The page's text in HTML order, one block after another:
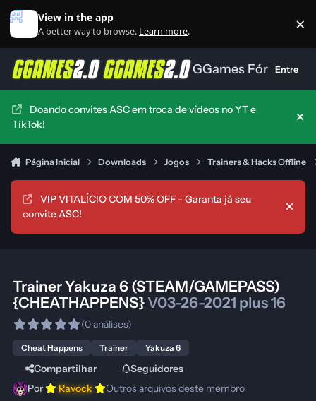
Ir para conteúdo
View in the app
A better way to browse. Learn more. ×
GGames FórumEntre
Doando convites ASC em troca de vídeos no YT e
TikTok!
Página Inicial Downloads Jogos Trainers & Hacks Offline
VIP VITALÍCIO COM 50% OFF - Garanta já seu
convite ASC!
Hide
Trainer Yakuza 6 (STEAM/GAMEPASS)
{CHEATHAPPENS}V03-26-2021 plus 16
(0 análises)
Cheat Happens Trainer Yakuza 6
Compartilhar
Seguidores
Por
Ravock Outros arquivos deste membro